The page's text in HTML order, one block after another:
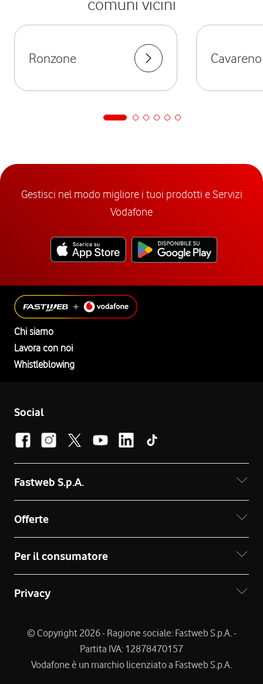
comuni vicini
Ronzone Cavareno
Gestisci nel modo migliore i tuoi prodotti e Servizi
Vodafone
Chi siamo
Lavora con noi
Whistleblowing
Social
Fastweb S.p.A.
Offerte
Per il consumatore
Privacy
© Copyright 2026 - Ragione sociale: Fastweb S.p.A. -
Partita IVA: 12878470157
Vodafone è un marchio licenziato a Fastweb S.p.A.